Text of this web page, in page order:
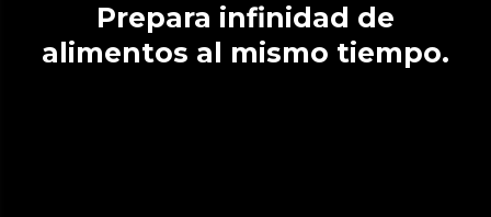
Prepara infinidad de
alimentos al mismo tiempo.